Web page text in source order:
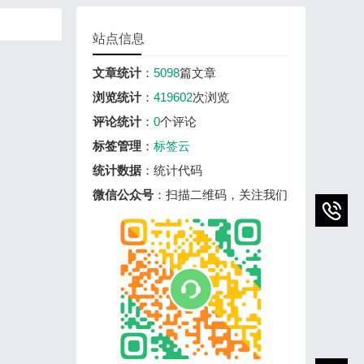
站点信息
文章统计： 5098篇文章
浏览统计： 419602次浏览
评论统计： 0个评论
标签管理 ： 标签云
统计数据 ：统计代码
微信公众号 ：扫描二维码，关注我们